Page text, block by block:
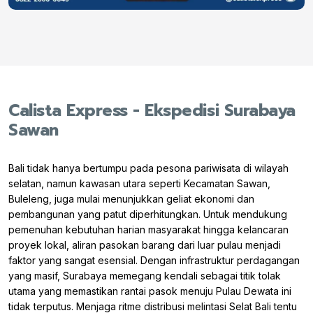
Calista Express - Ekspedisi Surabaya
Sawan
Bali tidak hanya bertumpu pada pesona pariwisata di wilayah
selatan, namun kawasan utara seperti Kecamatan Sawan,
Buleleng, juga mulai menunjukkan geliat ekonomi dan
pembangunan yang patut diperhitungkan. Untuk mendukung
pemenuhan kebutuhan harian masyarakat hingga kelancaran
proyek lokal, aliran pasokan barang dari luar pulau menjadi
faktor yang sangat esensial. Dengan infrastruktur perdagangan
yang masif, Surabaya memegang kendali sebagai titik tolak
utama yang memastikan rantai pasok menuju Pulau Dewata ini
tidak terputus. Menjaga ritme distribusi melintasi Selat Bali tentu